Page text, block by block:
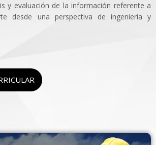
y evaluación de la información referente a
desde una perspectiva de ingeniería y